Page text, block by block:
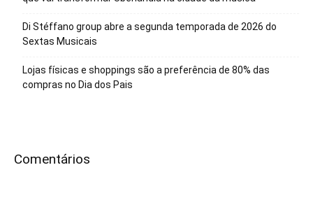
Di Stéffano group abre a segunda temporada de 2026 do
Sextas Musicais
Lojas físicas e shoppings são a preferência de 80% das
compras no Dia dos Pais
Comentários